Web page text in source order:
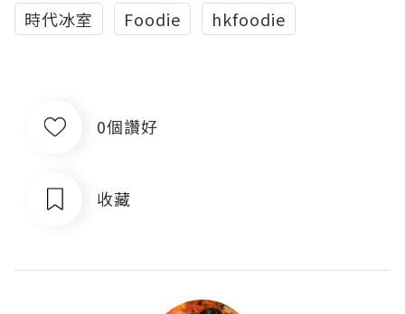
時代冰室 Foodie hkfoodie
0個讚好
收藏